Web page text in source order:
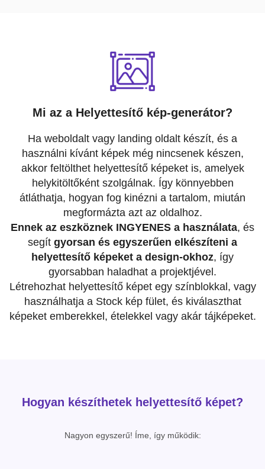
Mi az a Helyettesítő kép-generátor?
Ha weboldalt vagy landing oldalt készít, és a
használni kívánt képek még nincsenek készen,
akkor feltölthet helyettesítő képeket is, amelyek
helykitöltőként szolgálnak. Így könnyebben
átláthatja, hogyan fog kinézni a tartalom, miután
megformázta azt az oldalhoz.
Ennek az eszköznek INGYENES a használata, és
segít gyorsan és egyszerűen elkészíteni a
helyettesítő képeket a design-okhoz, így
gyorsabban haladhat a projektjével.
Létrehozhat helyettesítő képet egy színblokkal, vagy
használhatja a Stock kép fület, és kiválaszthat
képeket emberekkel, ételekkel vagy akár tájképeket.
Hogyan készíthetek helyettesítő képet?
Nagyon egyszerű! Íme, így működik: